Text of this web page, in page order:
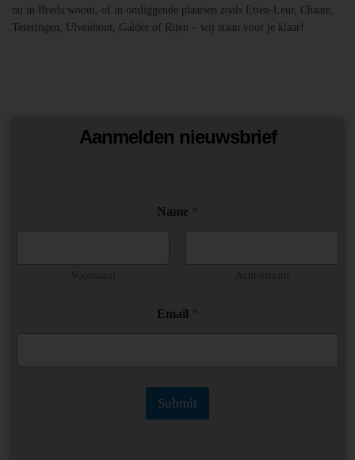
nu in Breda woont, of in omliggende plaatsen zoals Etten-Leur, Chaam,
Teteringen, Ulvenhout, Galder of Rijen – wij staan voor je klaar!
Aanmelden nieuwsbrief
Name
a
e
E
Email
Submit